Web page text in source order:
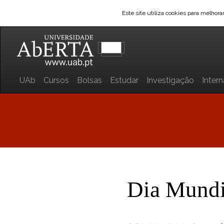
Este site utiliza cookies para
UAb Cursos Bolsas Estudar Investigação
Dia